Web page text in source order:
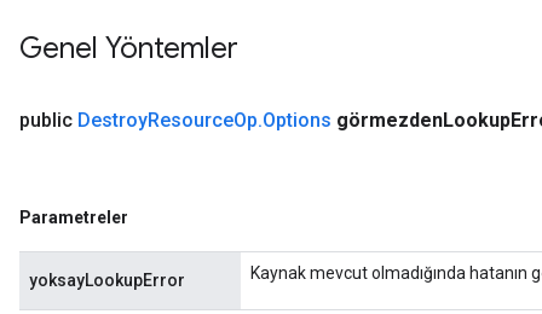
Genel Yöntemler
public DestroyResourceOp.Options görmezdenLookup
Parametreler
yoksayLookupError Kaynak mevcut olmadığında hatanın